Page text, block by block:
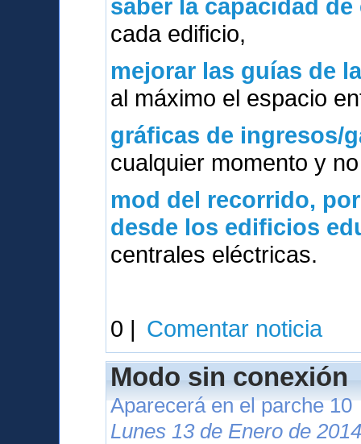
saber la capacidad de
cada edificio,
mejorar las guías de
al máximo el espacio
gráficas de ingresos/
cualquier momento y
mod del recorrido,
desde los edificios
centrales eléctricas.
0 | Comentar noticia
Modo sin conexión
Aparecerá en el parche 10
Lunes 13 de Enero de